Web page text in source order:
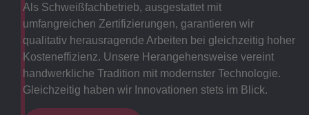
Als Schweißfachbetrieb, ausgestattet mit
umfangreichen Zertifizierungen, garantieren wir
qualitativ herausragende Arbeiten bei gleichzeitig hoher
Kosteneffizienz. Unsere Herangehensweise vereint
handwerkliche Tradition mit modernster Technologie.
Gleichzeitig haben wir Innovationen stets im Blick.